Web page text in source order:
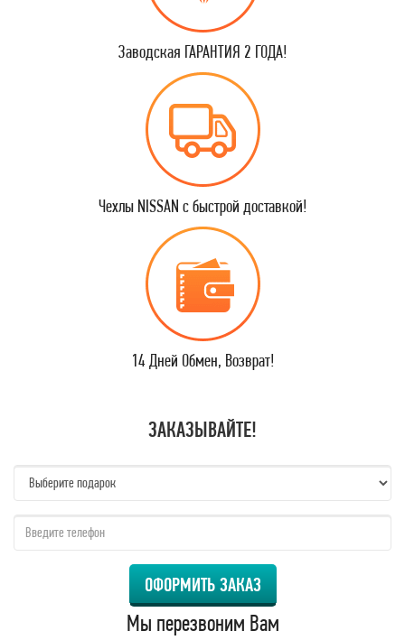
Заводская ГАРАНТИЯ 2 ГОДА!
Чехлы NISSAN с быстрой доставкой!
14 Дней Обмен, Возврат!
ЗАКАЗЫВАЙТЕ!
ОФОРМИТЬ ЗАКАЗ
Мы перезвоним Вам